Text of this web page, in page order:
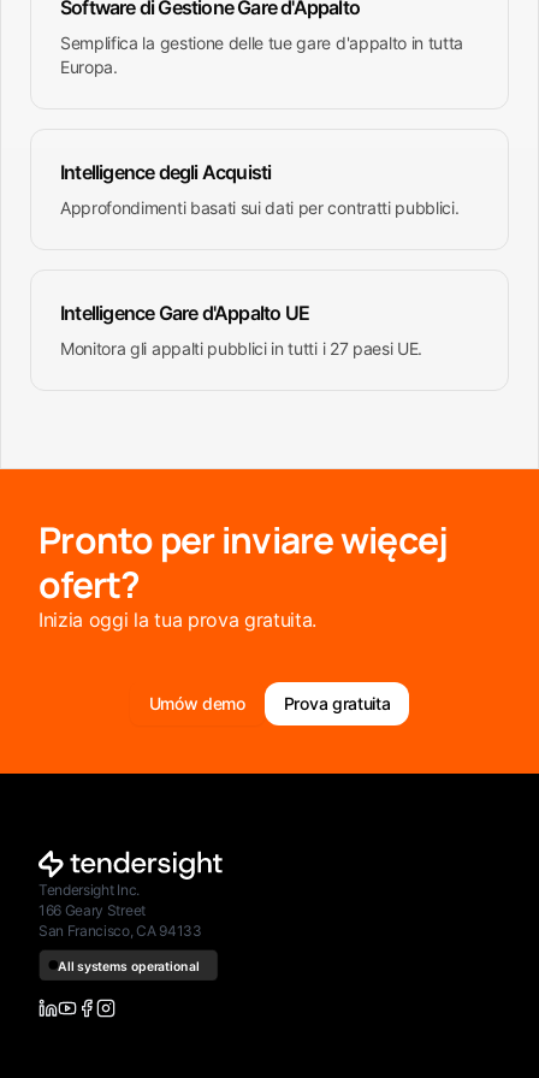
Software di Gestione Gare d'Appalto
Semplifica la gestione delle tue gare d'appalto in tutta
Europa.
Intelligence degli Acquisti
Approfondimenti basati sui dati per contratti pubblici.
Intelligence Gare d'Appalto UE
Monitora gli appalti pubblici in tutti i 27 paesi UE.
Pronto per inviare więcej
ofert?
Inizia oggi la tua prova gratuita.
Umów demo Prova gratuita
Tendersight Inc.
166 Geary Street
San Francisco, CA 94133